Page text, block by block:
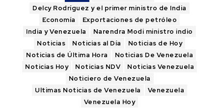
Delcy Rodríguez y el primer ministro de India
Economía
Exportaciones de petróleo
India y Venezuela
Narendra Modi ministro indio
Noticias
Noticias al Día
Noticias de Hoy
Noticias de Última Hora
Noticias De Venezuela
Noticias Hoy
Noticias NDV
Noticias Venezuela
Noticiero de Venezuela
Ultimas Noticias de Venezuela
Venezuela
Venezuela Hoy